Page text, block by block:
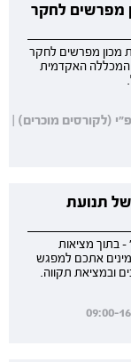
מפרשים לחקר
מכון מפרשים לחקר
המכללה האקדמית
הנחה לחברי הפ"י (לקורסים מוכרים) |
תנועת
בתוך מציאות
אתכם למפגש
ובמציאת תקווה.